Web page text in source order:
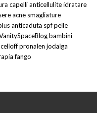
capellianticelluliteidratare
acne smagliature
anticaduta spfpelle
bambini
celloffpronalen jodalga
fango